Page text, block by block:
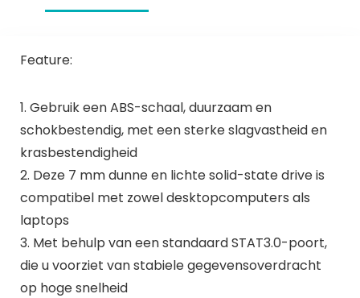
Feature:
1. Gebruik een ABS-schaal, duurzaam en
schokbestendig, met een sterke slagvastheid en
krasbestendigheid
2. Deze 7 mm dunne en lichte solid-state drive is
compatibel met zowel desktopcomputers als
laptops
3. Met behulp van een standaard STAT3.0-poort,
die u voorziet van stabiele gegevensoverdracht
op hoge snelheid